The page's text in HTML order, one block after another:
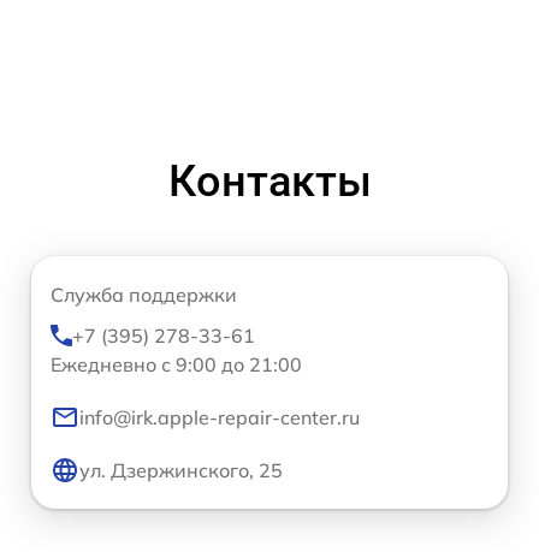
Контакты
Служба поддержки
+7 (395) 278-33-61
Ежедневно с 9:00 до 21:00
info@irk.apple-repair-center.ru
ул. Дзержинского, 25